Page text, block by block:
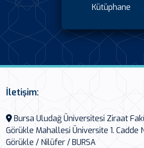
Kütüphane
İletişim:
Bursa Uludağ Üniversitesi Ziraat
Görükle Mahallesi Üniversite 1. Cadde
Görükle / Nilüfer / BURSA